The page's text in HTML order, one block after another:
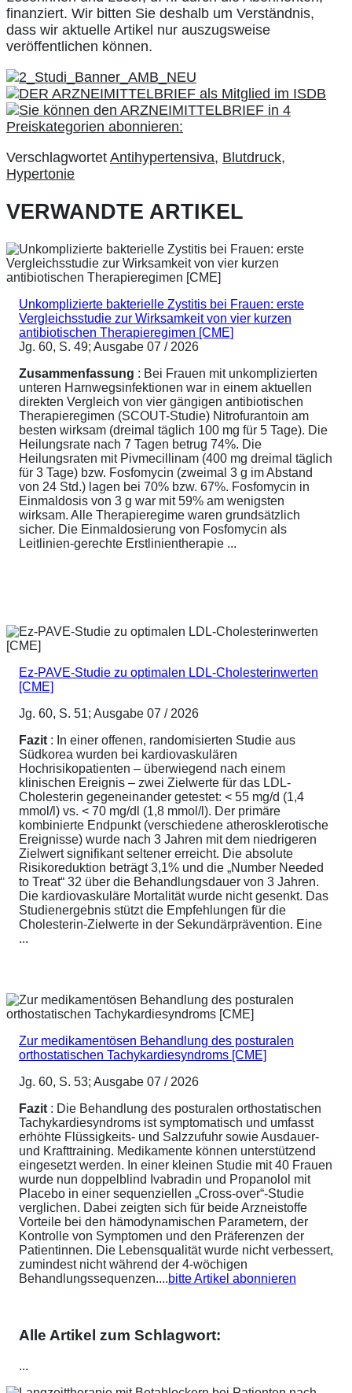
finanziert. Wir bitten Sie deshalb um Verständnis,
dass wir aktuelle Artikel nur auszugsweise
veröffentlichen können.
Verschlagwortet Antihypertensiva, Blutdruck,
Hypertonie
VERWANDTE ARTIKEL
Unkomplizierte bakterielle Zystitis bei Frauen: erste
Vergleichsstudie zur Wirksamkeit von vier kurzen
antibiotischen Therapieregimen [CME]
Jg. 60, S. 49; Ausgabe 07 / 2026
Zusammenfassung : Bei Frauen mit unkomplizierten
unteren Harnwegsinfektionen war in einem aktuellen
direkten Vergleich von vier gängigen antibiotischen
Therapieregimen (SCOUT-Studie) Nitrofurantoin am
besten wirksam (dreimal täglich 100 mg für 5 Tage). Die
Heilungsrate nach 7 Tagen betrug 74%. Die
Heilungsraten mit Pivmecillinam (400 mg dreimal täglich
für 3 Tage) bzw. Fosfomycin (zweimal 3 g im Abstand
von 24 Std.) lagen bei 70% bzw. 67%. Fosfomycin in
Einmaldosis von 3 g war mit 59% am wenigsten
wirksam. Alle Therapieregime waren grundsätzlich
sicher. Die Einmaldosierung von Fosfomycin als
Leitlinien-gerechte Erstlinientherapie ...
Ez-PAVE-Studie zu optimalen LDL-Cholesterinwerten
[CME]
Jg. 60, S. 51; Ausgabe 07 / 2026
Fazit : In einer offenen, randomisierten Studie aus
Südkorea wurden bei kardiovaskulären
Hochrisikopatienten – überwiegend nach einem
klinischen Ereignis – zwei Zielwerte für das LDL-
Cholesterin gegeneinander getestet: < 55 mg/d (1,4
mmol/l) vs. < 70 mg/dl (1,8 mmol/l). Der primäre
kombinierte Endpunkt (verschiedene atherosklerotische
Ereignisse) wurde nach 3 Jahren mit dem niedrigeren
Zielwert signifikant seltener erreicht. Die absolute
Risikoreduktion beträgt 3,1% und die „Number Needed
to Treat“ 32 über die Behandlungsdauer von 3 Jahren.
Die kardiovaskuläre Mortalität wurde nicht gesenkt. Das
Studienergebnis stützt die Empfehlungen für die
Cholesterin-Zielwerte in der Sekundärprävention. Eine
...
Zur medikamentösen Behandlung des posturalen
orthostatischen Tachykardiesyndroms [CME]
Jg. 60, S. 53; Ausgabe 07 / 2026
Fazit : Die Behandlung des posturalen orthostatischen
Tachykardiesyndroms ist symptomatisch und umfasst
erhöhte Flüssigkeits- und Salzzufuhr sowie Ausdauer-
und Krafttraining. Medikamente können unterstützend
eingesetzt werden. In einer kleinen Studie mit 40 Frauen
wurde nun doppelblind Ivabradin und Propanolol mit
Placebo in einer sequenziellen „Cross-over“-Studie
verglichen. Dabei zeigten sich für beide Arzneistoffe
Vorteile bei den hämodynamischen Parametern, der
Kontrolle von Symptomen und den Präferenzen der
Patientinnen. Die Lebensqualität wurde nicht verbessert,
zumindest nicht während der 4-wöchigen
Behandlungssequenzen....bitte Artikel abonnieren
Alle Artikel zum Schlagwort:
...